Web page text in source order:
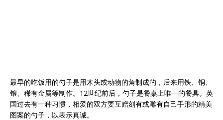
最早的吃饭用的勺子是用木头或动物的角制成的，后来用铁、铜、
锒、稀有金属等制作。12世纪前后，勺子是餐桌上唯一的餐具。英
国过去有一种习惯，相爱的双方要互赠刻有或雕有自己手形的精美
图案的勺子，以表示真诚。